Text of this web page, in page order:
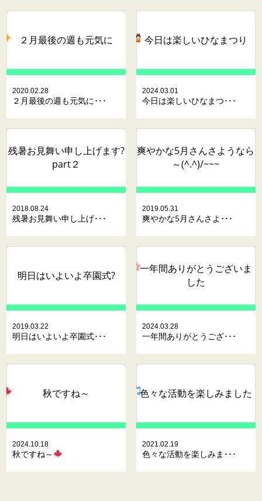
２月最後の週も元気に
2020.02.28
２月最後の週も元気に･･･
今日は楽しいひなまつり
2024.03.01
今日は楽しいひなまつ･･･
残暑お見舞い申し上げます?
part２
2018.08.24
残暑お見舞い申し上げ･･･
爽やかな5月さんさようなら
～(^.^)/~~~
2019.05.31
爽やかな5月さんさよ･･･
明日はいよいよ卒園式?
2019.03.22
明日はいよいよ卒園式･･･
一年間ありがとうございま
した
2024.03.28
一年間ありがとうござ･･･
秋ですね～
2024.10.18
秋ですね～
色々な活動を楽しみました
2021.02.19
色々な活動を楽しみま･･･